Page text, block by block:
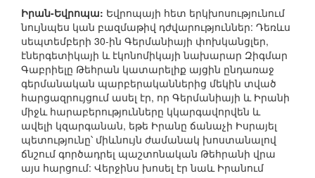
Իրան-Եվրոպա: Եվրոպայի հետ երկխոսությունում
նույնպես կան բազմաթիվ դժվարություններ: Դեռևս
սեպտեմբերի 30-ին Գերմանիայի փոխկանցլեր,
էներգետիկայի և էկոնոմիկայի նախարար Զիգմար
Գաբրիելը Թեհրան կատարելիք այցին ընդառաջ
գերմանական պարբերականներից մեկին տված
հարցազրույցում ասել էր, որ Գերմանիայի և Իրանի
միջև հարաբերությունները կկարգավորվեն և
ավելի կզարգանան, եթե Իրանը ճանաչի Իսրայել
պետությունը՝ միևնույն ժամանակ խոստանալով
ճնշում գործադրել պաշտոնական Թեհրանի վրա
այս հարցում: Վերջինս խոսել էր նաև Իրանում